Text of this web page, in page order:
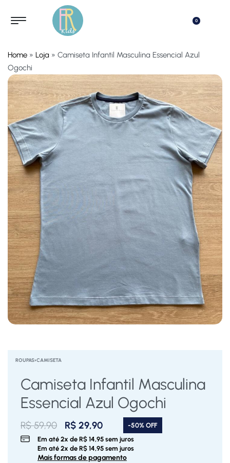
0
Home » Loja » Camiseta Infantil Masculina Essencial Azul
Ogochi
ROUPAS›CAMISETA
Camiseta Infantil Masculina
Essencial Azul Ogochi
R$59,90 R$ 29,90
-50% OFF
Em até 2x de R$ 14,95 sem juros
Em até 2x de R$ 14,95 sem juros
Mais formas de pagamento